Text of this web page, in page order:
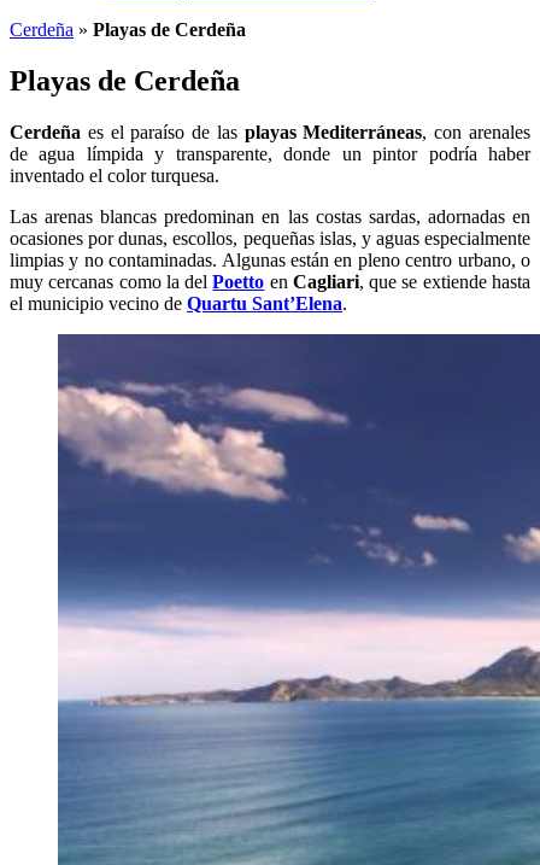
Cerdeña » Playas de Cerdeña
Playas de Cerdeña
Cerdeña es el paraíso de las playas Mediterráneas, con arenales
de agua límpida y transparente, donde un pintor podría haber
inventado el color turquesa.
Las arenas blancas predominan en las costas sardas, adornadas en
ocasiones por dunas, escollos, pequeñas islas, y aguas especialmente
limpias y no contaminadas. Algunas están en pleno centro urbano, o
muy cercanas como la delPoetto en Cagliari, que se extiende hasta
el municipio vecino de Quartu Sant’Elena.